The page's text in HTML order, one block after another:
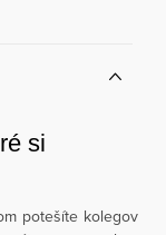
si
potešíte kolegov